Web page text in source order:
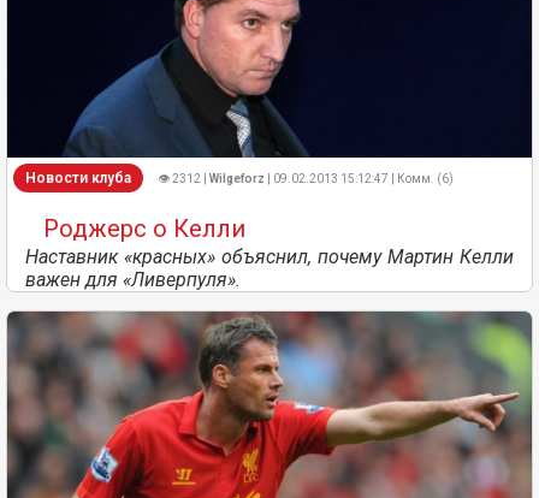
Новости клуба 👁 2312 | Wilgeforz | 09.02.2013 15:12:47 | Комм. (6)
Роджерс о Келли
Наставник «красных» объяснил, почему Мартин Келли
важен для «Ливерпуля».